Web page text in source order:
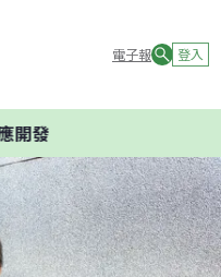
電子報 登入